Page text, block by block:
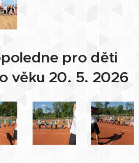
pro děti
věku 20. 5. 2026